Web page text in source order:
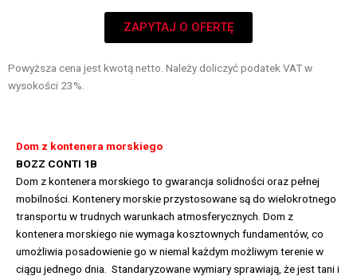
ZAPYTAJ O OFERTĘ
Powyższa cena jest kwotą netto. Należy doliczyć podatek VAT w
wysokości 23%.
Dom z kontenera morskiego
BOZZ CONTI 1B
Dom z kontenera morskiego to gwarancja solidności oraz pełnej
mobilności. Kontenery morskie przystosowane są do wielokrotnego
transportu w trudnych warunkach atmosferycznych. Dom z
kontenera morskiego nie wymaga kosztownych fundamentów, co
umożliwia posadowienie go w niemal każdym możliwym terenie w
ciągu jednego dnia. Standaryzowane wymiary sprawiają, że jest tani i